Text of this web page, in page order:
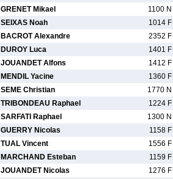
GRENET Mikael
1100 N
SEIXAS Noah
1014 F
BACROT Alexandre
2352 F
DUROY Luca
1401 F
JOUANDET Alfons
1412 F
MENDIL Yacine
1360 F
SEME Christian
1770 N
TRIBONDEAU Raphael
1224 F
SARFATI Raphael
1300 N
GUERRY Nicolas
1158 F
TUAL Vincent
1556 F
MARCHAND Esteban
1159 F
JOUANDET Nicolas
1276 F